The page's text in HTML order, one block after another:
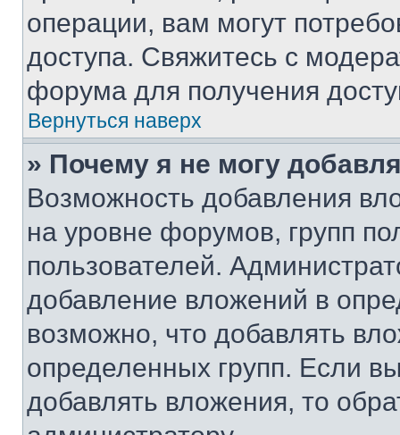
операции, вам могут
доступа. Свяжитесь с
форума для получения
Вернуться наверх
» Почему я не могу
Возможность добавления
на уровне форумов, групп
пользователей.
добавление вложений в
возможно, что добавлять
определенных групп. Если
добавлять вложения, то